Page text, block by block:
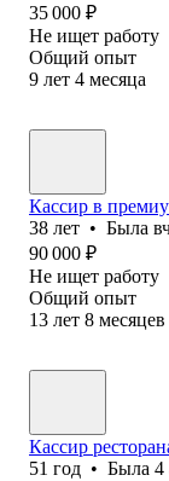
35 000 ₽
Не ищет работу
Общий опыт
9 лет 4 месяца
Кассир в
38 лет • Была
90 000 ₽
Не ищет работу
Общий опыт
13 лет 8 месяцев
Кассир
51 год • Была 4